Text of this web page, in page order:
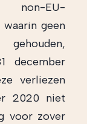
non-EU-
geen
december
verliezen
2020 niet
voor zover